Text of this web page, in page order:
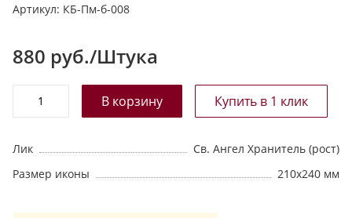
у
Артикул: КБ-Пм-б-008
880 руб./Штука
Лик
Св. Ангел Хранитель (рост)
Размер иконы
210х240 мм